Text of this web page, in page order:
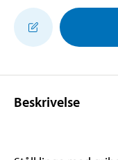
Beskrivelse